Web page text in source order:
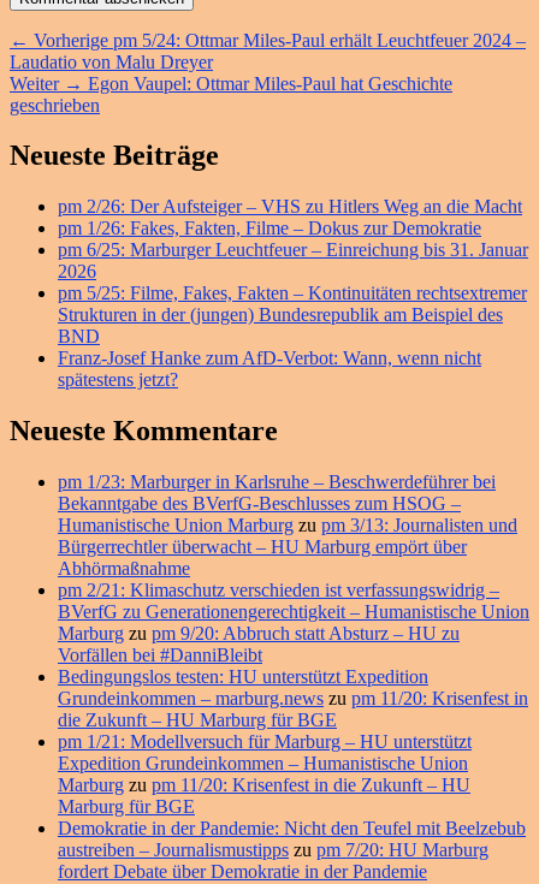
Beitragsnavigation
← Vorherige Vorheriger
Beitrag:
pm 5/24: Ottmar Miles-Paul erhält Leuchtfeuer 2024 –
Laudatio von Malu Dreyer
Weiter → Nächster
Beitrag:
Egon Vaupel: Ottmar Miles-Paul hat Geschichte
geschrieben
Primärer
Widget-
Bereich
Neueste Beiträge
pm 2/26: Der Aufsteiger – VHS zu Hitlers Weg an die Macht
pm 1/26: Fakes, Fakten, Filme – Dokus zur Demokratie
pm 6/25: Marburger Leuchtfeuer – Einreichung bis 31. Januar
2026
pm 5/25: Filme, Fakes, Fakten – Kontinuitäten rechtsextremer
Strukturen in der (jungen) Bundesrepublik am Beispiel des
BND
Franz-Josef Hanke zum AfD-Verbot: Wann, wenn nicht
spätestens jetzt?
Neueste Kommentare
pm 1/23: Marburger in Karlsruhe – Beschwerdeführer bei
Bekanntgabe des BVerfG-Beschlusses zum HSOG –
Humanistische Union Marburg zu pm 3/13: Journalisten und
Bürgerrechtler überwacht – HU Marburg empört über
Abhörmaßnahme
pm 2/21: Klimaschutz verschieden ist verfassungswidrig –
BVerfG zu Generationengerechtigkeit – Humanistische Union
Marburg zu pm 9/20: Abbruch statt Absturz – HU zu
Vorfällen bei #DanniBleibt
Bedingungslos testen: HU unterstützt Expedition
Grundeinkommen – marburg.news zu pm 11/20: Krisenfest in
die Zukunft – HU Marburg für BGE
pm 1/21: Modellversuch für Marburg – HU unterstützt
Expedition Grundeinkommen – Humanistische Union
Marburg zu pm 11/20: Krisenfest in die Zukunft – HU
Marburg für BGE
Demokratie in der Pandemie: Nicht den Teufel mit Beelzebub
austreiben – Journalismustipps zu pm 7/20: HU Marburg
fordert Debate über Demokratie in der Pandemie